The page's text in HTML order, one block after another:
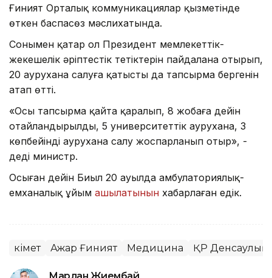
Ғиният Орталық коммуникациялар қызметінде
өткен баспасөз мәслихатында.
Сонымен қатар ол Президент мемлекеттік-
жекешелік әріптестік тетіктерін пайдалана отырып,
20 аурухана салуға қатысты да тапсырма бергенін
атап өтті.
«Осы тапсырма қайта қаралып, 8 жобаға дейін
оңтайландырылды, 5 университеттік аурухана, 3
көпбейінді аурухана салу жоспарланып отыр», -
деді министр.
Осыған дейін Биыл 20 ауылда амбулаториялық-
емханалық ұйым ашылатынын хабарлаған едік.
Үкімет Ажар Ғиният Медицина ҚР Денсаулық